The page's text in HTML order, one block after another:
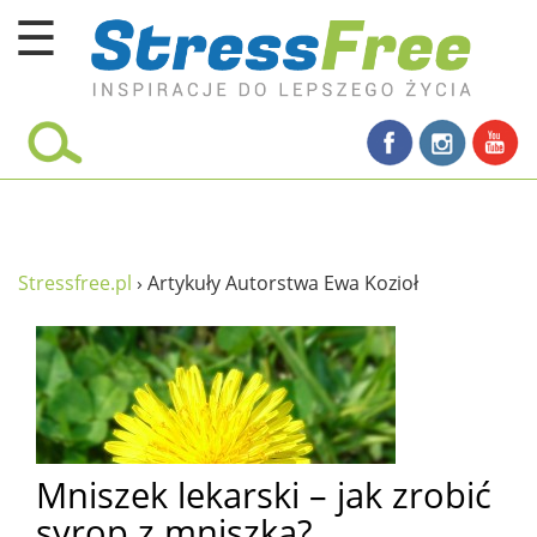
☰
Kursy online
umysł
proste życie
relaks
filozofia życia
wolność od stresu
miłość i rodzina
w rodzinie
Stressfree.pl › Artykuły Autorstwa Ewa Kozioł
Mniszek lekarski – jak zrobić